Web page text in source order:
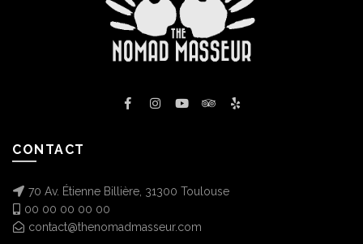
CONTACT
70 Av. Étienne Billière, 31300 Toulouse
00 00 00 00 00
contact@thenomadmasseur.com